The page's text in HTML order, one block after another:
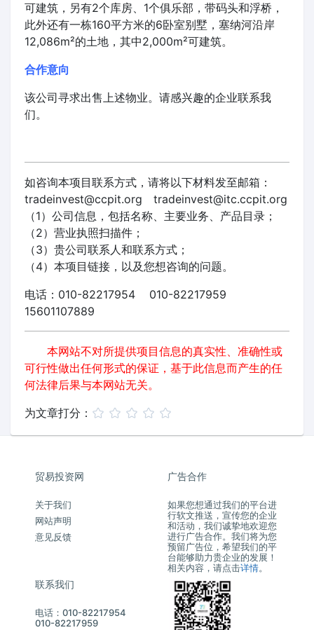
可建筑，另有2个库房、1个俱乐部，带码头和浮桥，
此外还有一栋160平方米的6卧室别墅，塞纳河沿岸
12,086m²的土地，其中2,000m²可建筑。
合作意向
该公司寻求出售上述物业。请感兴趣的企业联系我
们。
如咨询本项目联系方式，请将以下材料发至邮箱：
tradeinvest@ccpit.org tradeinvest@itc.ccpit.org
（1）公司信息，包括名称、主要业务、产品目录；
（2）营业执照扫描件；
（3）贵公司联系人和联系方式；
（4）本项目链接，以及您想咨询的问题。
电话：010-82217954 010-82217959
15601107889
本网站不对所提供项目信息的真实性、准确性或
可行性做出任何形式的保证，基于此信息而产生的任
何法律后果与本网站无关。
为文章打分：
贸易投资网
关于我们
网站声明
意见反馈
广告合作
如果您想通过我们的平台进
行软文推送，宣传您的企业
和活动，我们诚挚地欢迎您
进行广告合作。我们将为您
预留广告位，希望我们的平
台能够助力贵企业的发展！
相关内容，请点击详情。
联系我们
电话：010-82217954
010-82217959